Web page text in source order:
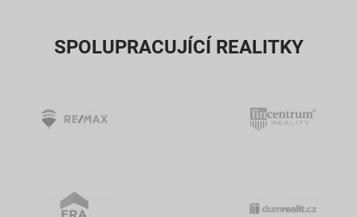
SPOLUPRACUJÍCÍ REALITKY